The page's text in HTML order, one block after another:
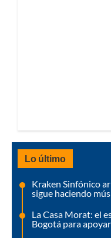
Lo último
Kraken Sinfónico
sigue haciendo
La Casa Morat: el
Bogotá para